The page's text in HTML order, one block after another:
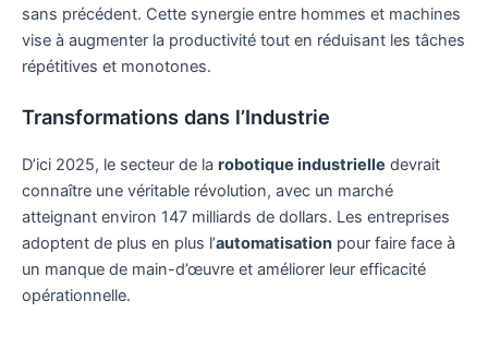
sans précédent. Cette synergie entre hommes et machines
vise à augmenter la productivité tout en réduisant les tâches
répétitives et monotones.
Transformations dans l’Industrie
D’ici 2025, le secteur de la robotique industrielle devrait
connaître une véritable révolution, avec un marché
atteignant environ 147 milliards de dollars. Les entreprises
adoptent de plus en plus l’automatisation pour faire face à
un manque de main-d’œuvre et améliorer leur efficacité
opérationnelle.